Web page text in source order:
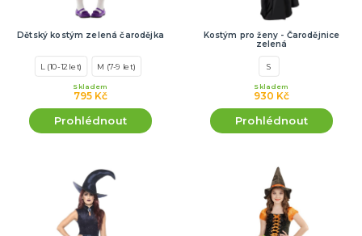
Dětský kostým zelená čarodějka
L (10-12 let) M (7-9 let)
795 Kč
Skladem
Prohlédnout
Kostým pro ženy - Čarodějnice
zelená
S
930 Kč
Skladem
Prohlédnout